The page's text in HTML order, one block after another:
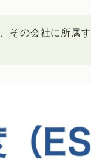
その会社に所属